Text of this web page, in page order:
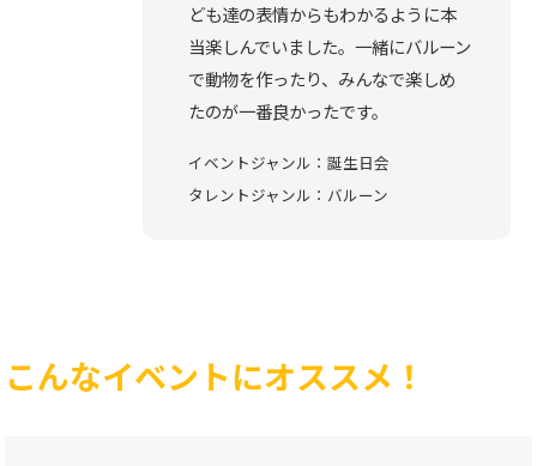
ども達の表情からもわかるように本
当楽しんでいました。一緒にバルーン
で動物を作ったり、みんなで楽しめ
たのが一番良かったです。
イベントジャンル：誕生日会
タレントジャンル：バルーン
こんなイベントにオススメ！